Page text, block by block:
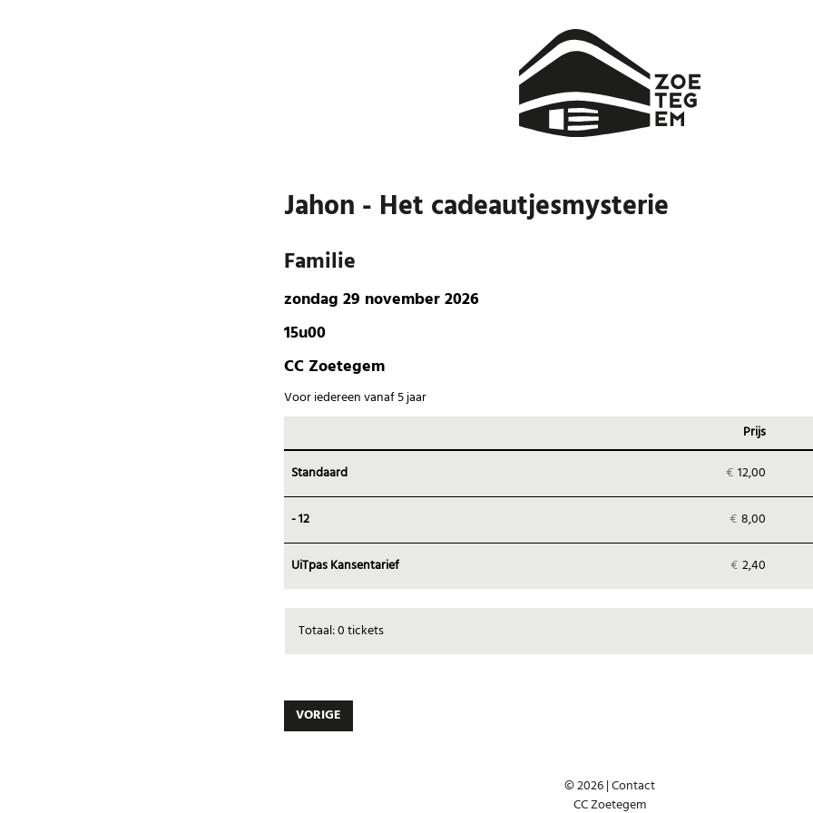
Jahon - Het cadeautjesmysterie
Familie
zondag 29 november 2026
15u00
CC Zoetegem
Voor iedereen vanaf 5 jaar
Prijs
Standaard € 12,00
- 12 € 8,00
UiTpas Kansentarief € 2,40
Totaal: 0 tickets
VORIGE
© 2026 |Contact
CC Zoetegem